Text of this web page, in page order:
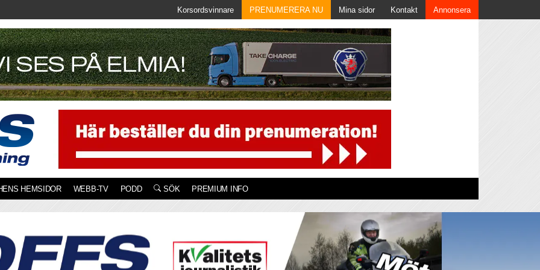
Korsordsvinnare PRENUMERERA NU Mina sidor Kontakt Annonsera
HEMSIDOR WEBB-TV PODD SÖK PREMIUM INFO